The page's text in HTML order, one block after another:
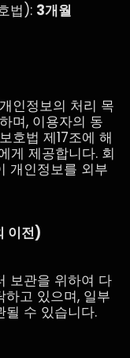
법): 3개월
인정보의 처리 목
며, 이용자의 동
호법 제17조에 해
게 제공합니다. 회
개인정보를 외부
이전)
보관을 위하여 다
고 있으며, 일부
될 수 있습니다.